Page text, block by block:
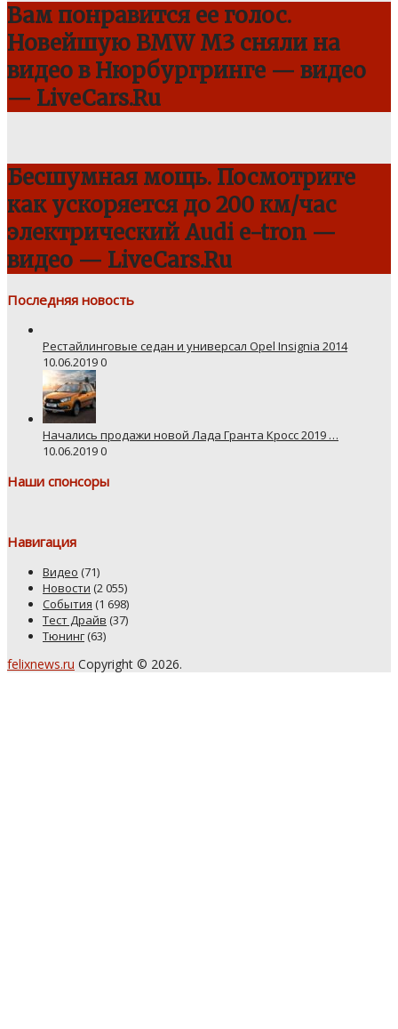
Вам понравится ее голос.
Новейшую BMW M3 сняли на
видео в Нюрбургринге — видео
— LiveCars.Ru
Бесшумная мощь. Посмотрите
как ускоряется до 200 км/час
электрический Audi e-tron —
видео — LiveCars.Ru
Последняя новость
Рестайлинговые седан и универсал Opel Insignia 2014
10.06.20190
Начались продажи новой Лада Гранта Кросс 2019 …
10.06.20190
Наши спонсоры
Навигация
Видео (71)
Новости (2 055)
События (1 698)
Тест Драйв (37)
Тюнинг (63)
felixnews.ru Copyright © 2026.